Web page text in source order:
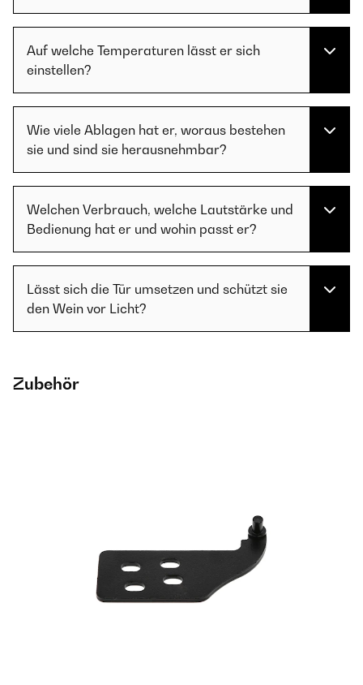
Auf welche Temperaturen lässt er sich
einstellen?
Wie viele Ablagen hat er, woraus bestehen
sie und sind sie herausnehmbar?
Welchen Verbrauch, welche Lautstärke und
Bedienung hat er und wohin passt er?
Lässt sich die Tür umsetzen und schützt sie
den Wein vor Licht?
Zubehör